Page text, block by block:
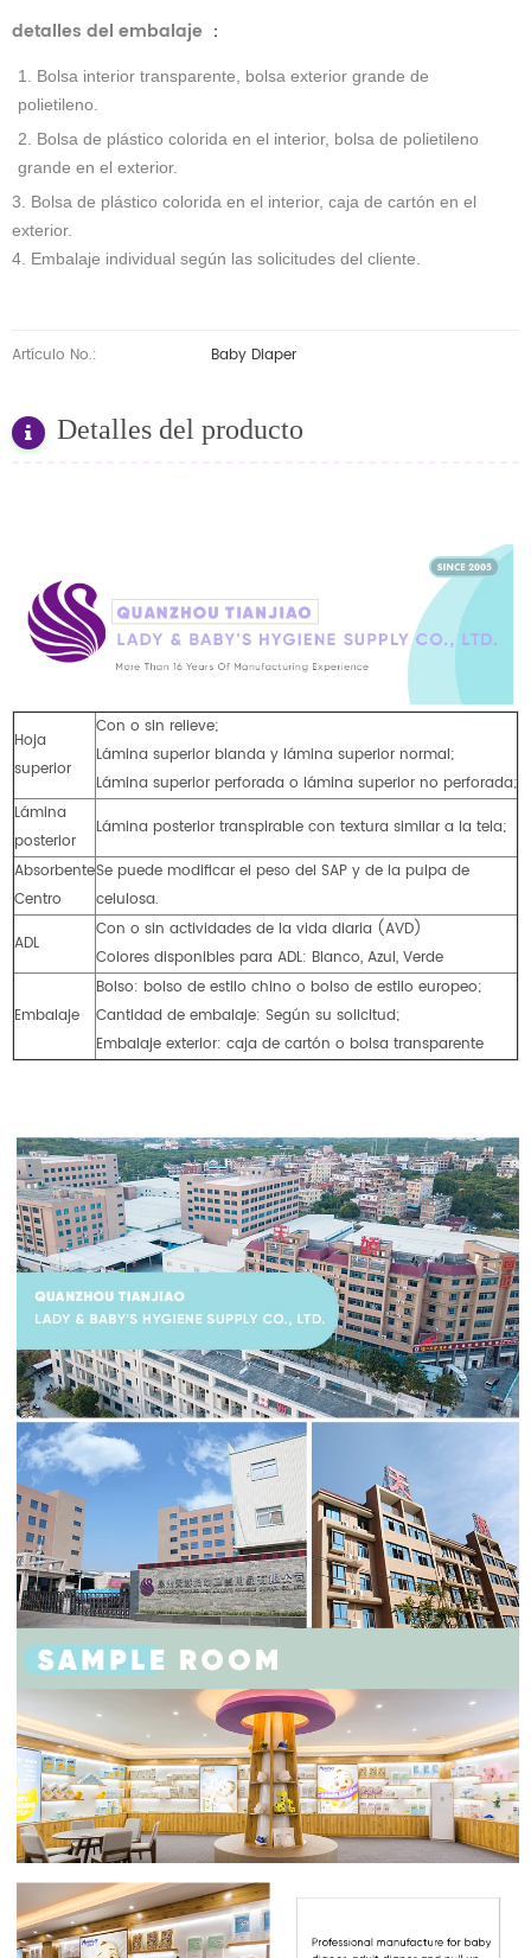
detalles del embalaje ：
1. Bolsa interior transparente, bolsa exterior grande de
polietileno.
2. Bolsa de plástico colorida en el interior, bolsa de polietileno
grande en el exterior.
3. Bolsa de plástico colorida en el interior, caja de cartón en el
exterior.
4. Embalaje individual según las solicitudes del cliente.
Artículo No.: Baby Diaper
Detalles del producto
Hoja
superior
Con o sin relieve;
Lámina superior blanda y lámina superior normal;
Lámina superior perforada o lámina superior no perforada;
Lámina
posterior
Lámina posterior transpirable con textura similar a la tela;
Absorbente
Centro
Se puede modificar el peso del SAP y de la pulpa de
celulosa.
ADL
Con o sin actividades de la vida diaria (AVD)
Colores disponibles para ADL: Blanco, Azul, Verde
Embalaje
Bolso: bolso de estilo chino o bolso de estilo europeo;
Cantidad de embalaje: Según su solicitud;
Embalaje exterior: caja de cartón o bolsa transparente